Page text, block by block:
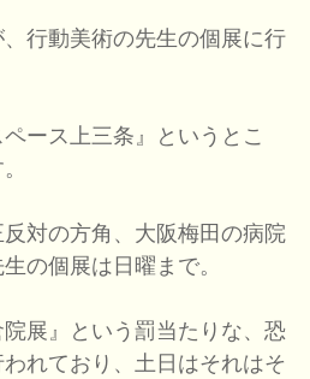
行動美術の先生の個展に行
ース上三条』というとこ
対の方角、大阪梅田の病院
の個展は日曜まで。
展』という罰当たりな、恐
れており、土日はそれはそ